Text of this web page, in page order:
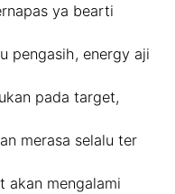
ya bearti
pengasih, energy aji
pada target,
merasa selalu ter
akan mengalami